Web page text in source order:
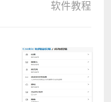
软件教程